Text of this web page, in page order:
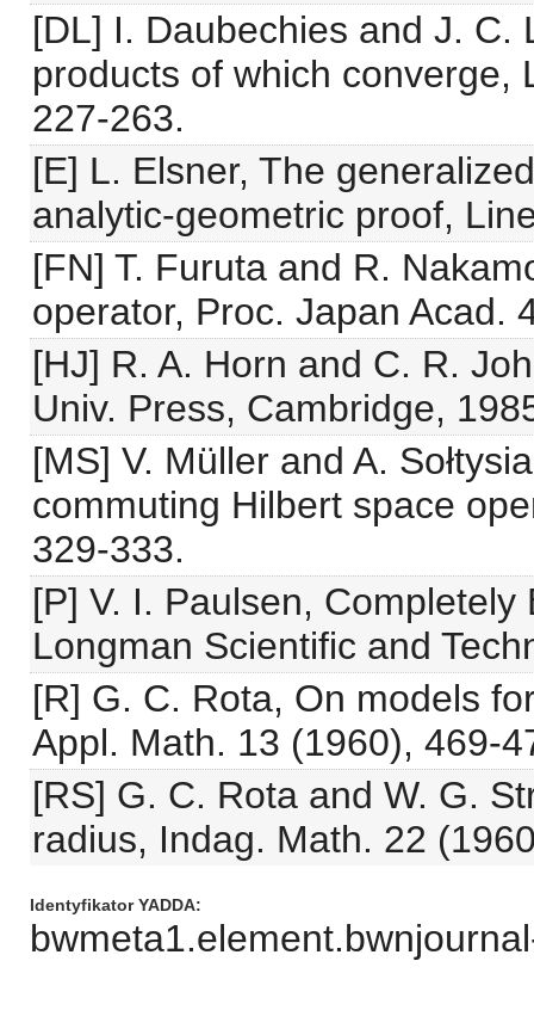
[DL] I. Daubechies and J. C.
products of which converge,
227-263.
[E] L. Elsner, The
analytic-geometric proof,
[FN] T. Furuta and R.
operator, Proc. Japan Acad.
[HJ] R. A. Horn and C. R.
Univ. Press, Cambridge,
[MS] V. Müller and A.
commuting Hilbert space
329-333.
[P] V. I. Paulsen,
Longman Scientific and
[R] G. C. Rota, On models
Appl. Math. 13 (1960), 469-
[RS] G. C. Rota and W. G.
radius, Indag. Math. 22
Identyfikator YADDA